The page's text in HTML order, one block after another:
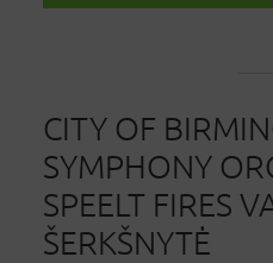
CITY OF
SYMPHONY
SPEELT FIRES
ŠERKŠNYTĖ